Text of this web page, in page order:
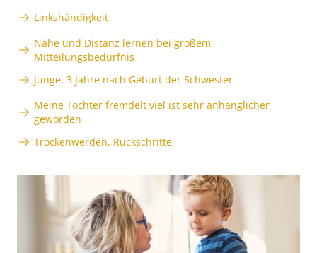
Linkshändigkeit
Nähe und Distanz lernen bei großem
Mitteilungsbedürfnis
Junge, 3 Jahre nach Geburt der Schwester
Meine Tochter fremdelt viel ist sehr anhänglicher
geworden
Trockenwerden, Rückschritte